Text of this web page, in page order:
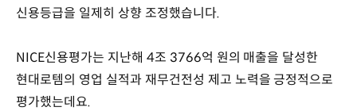
신용등급을 일제히 상향 조정했습니다.
NICE신용평가는 지난해 4조 3766억 원의 매출을 달성한
현대로템의 영업 실적과 재무건전성 제고 노력을 긍정적으로
평가했는데요.